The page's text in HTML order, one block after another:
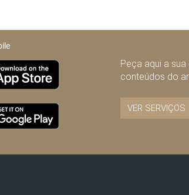
Peça aqui a
conteúdos do
VER SERVIÇOS